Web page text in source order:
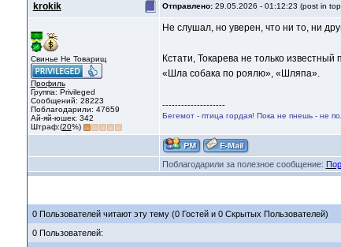
krokik Отправлено: 29.05.2026 - 01:12:23 (post in
Свинье Не Товарищ
Профиль
Группа: Privileged
Сообщений: 28223
Поблагодарили: 47659
Ай-яй-юшек: 342
Штраф:(20%)
Не слушал, но уверен, что ни то, ни
Кстати, Токарева не только
«Шла собака по роялю», «Шляпа».
--------------------
Бегемот - птица гордая! Пока не пнешь - не
Поблагодарили за полезное сообщение:
0 Пользователей читают эту тему (0 Гостей и 0 Скрытых Пользователей)
0 Пользователей: